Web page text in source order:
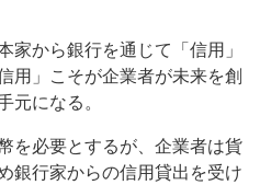
家から銀行を通じて「信用」
用」こそが企業者が未来を創
元になる。
を必要とするが、企業者は貨
銀行家からの信用貸出を受け